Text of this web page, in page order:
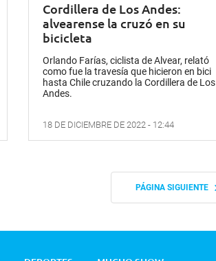
Cordillera de Los Andes:
alvearense la cruzó en su
bicicleta
Orlando Farías, ciclista de Alvear, relató
como fue la travesía que hicieron en bici
hasta Chile cruzando la Cordillera de Los
Andes.
18 DE DICIEMBRE DE 2022 - 12:44
PÁGINA SIGUIENTE